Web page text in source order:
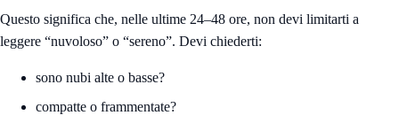
Questo significa che, nelle ultime 24–48 ore, non devi limitarti a
leggere “nuvoloso” o “sereno”. Devi chiederti:
sono nubi alte o basse?
compatte o frammentate?